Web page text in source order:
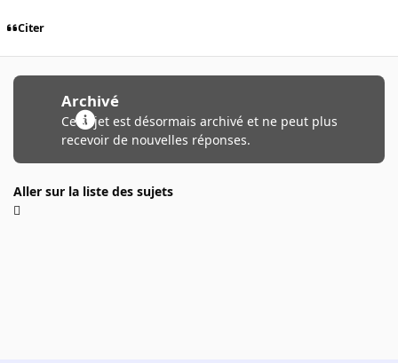
Citer
Archivé
Ce sujet est désormais archivé et ne peut plus
recevoir de nouvelles réponses.
Aller sur la liste des sujets